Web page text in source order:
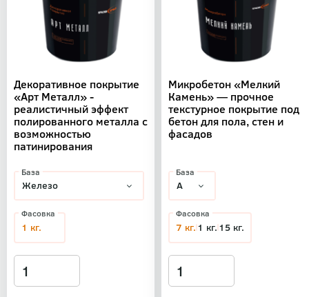
Декоративное покрытие
«Арт Металл» -
реалистичный эффект
полированного металла с
возможностью
патинирования
База
Фасовка
1 кг.
Микробетон «Мелкий
Камень» — прочное
текстурное покрытие под
бетон для пола, стен и
фасадов
База
Фасовка
7 кг. 1 кг. 15 кг.